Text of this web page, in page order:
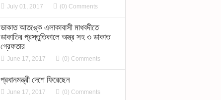
July 01, 2017 (0) Comments
ডাকাত আতঙ্কে এলাকাবাসী মাধবদীতে
ডাকাতির প্রস্তুতিকালে অস্ত্র সহ ৩ ডাকাত
গ্রেফতার
June 17, 2017 (0) Comments
প্রধানমন্ত্রী দেশে ফিরেছেন
June 17, 2017 (0) Comments